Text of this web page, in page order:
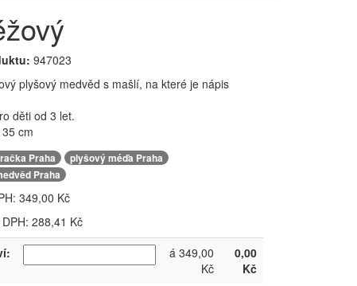
947023
plyšový medvěd s mašlí, na které je nápis
děti od 3 let.
cm
Praha , plyšový méďa Praha ,
Praha
349,00 Kč
288,41 Kč
á 349,00
Kč
0,00
Kč